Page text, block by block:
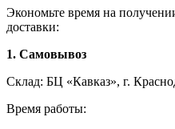
Экономьте время на
доставки:
1. Самовывоз
Склад: БЦ «Кавказ», г.
Время работы: